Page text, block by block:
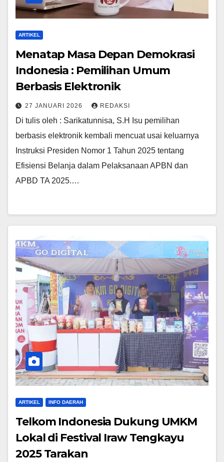
ARTIKEL
Menatap Masa Depan Demokrasi
Indonesia : Pemilihan Umum
Berbasis Elektronik
27 JANUARI 2026 REDAKSI
Di tulis oleh : Sarikatunnisa, S.H Isu pemilihan
berbasis elektronik kembali mencuat usai keluarnya
Instruksi Presiden Nomor 1 Tahun 2025 tentang
Efisiensi Belanja dalam Pelaksanaan APBN dan
APBD TA 2025.…
ARTIKEL INFO DAERAH
Telkom Indonesia Dukung UMKM
Lokal di Festival Iraw Tengkayu
2025 Tarakan